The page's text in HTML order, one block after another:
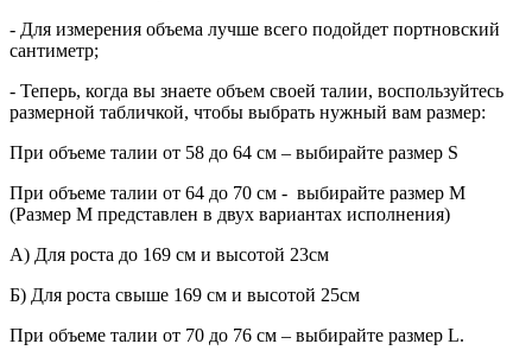
- Для измерения объема лучше всего подойдет портновский
сантиметр;
- Теперь, когда вы знаете объем своей талии, воспользуйтесь
размерной табличкой, чтобы выбрать нужный вам размер:
При объеме талии от 58 до 64 см – выбирайте размер S
При объеме талии от 64 до 70 см - выбирайте размер M
(Размер М представлен в двух вариантах исполнения)
А) Для роста до 169 см и высотой 23см
Б) Для роста свыше 169 см и высотой 25см
При объеме талии от 70 до 76 см – выбирайте размер L.